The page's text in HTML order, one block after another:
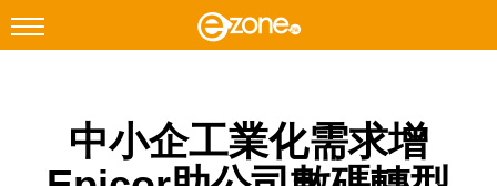
Facebook Instagram
科技焦點
中小企工業化需求增